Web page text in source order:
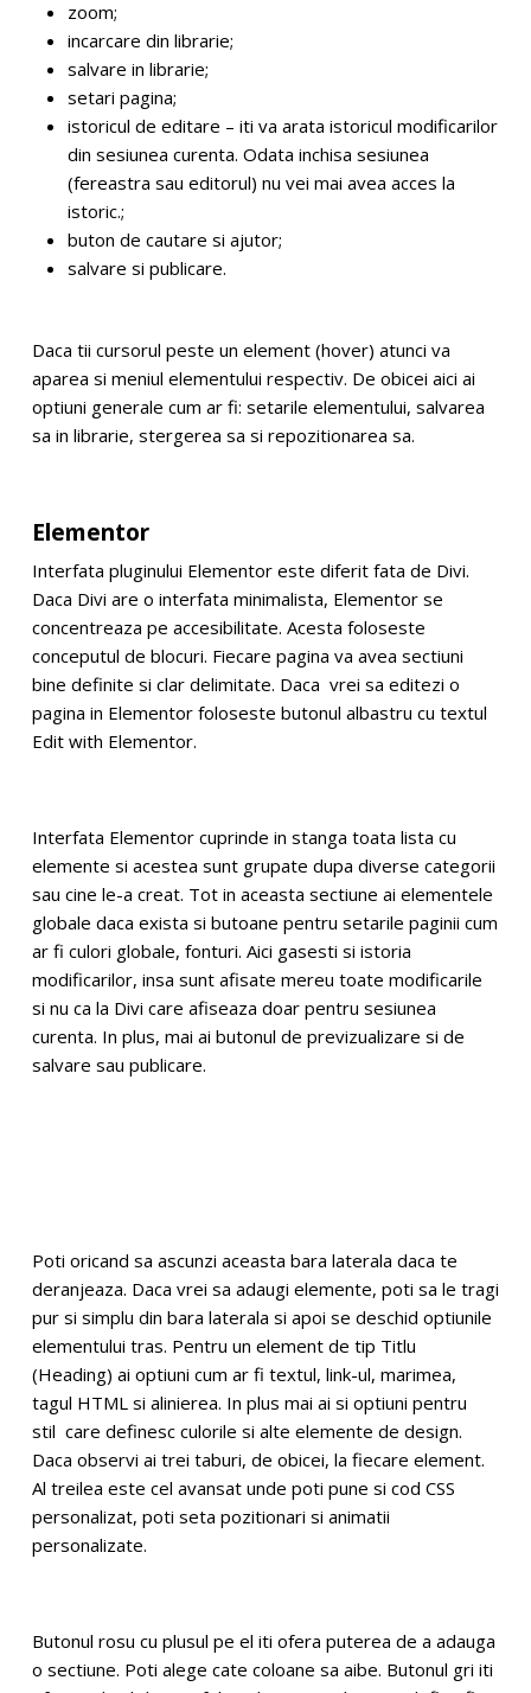
zoom;
incarcare din librarie;
salvare in librarie;
setari pagina;
istoricul de editare – iti va arata istoricul modificarilor
din sesiunea curenta. Odata inchisa sesiunea
(fereastra sau editorul) nu vei mai avea acces la
istoric.;
buton de cautare si ajutor;
salvare si publicare.
Daca tii cursorul peste un element (hover) atunci va
aparea si meniul elementului respectiv. De obicei aici ai
optiuni generale cum ar fi: setarile elementului, salvarea
sa in librarie, stergerea sa si repozitionarea sa.
Elementor
Interfata pluginului Elementor este diferit fata de Divi.
Daca Divi are o interfata minimalista, Elementor se
concentreaza pe accesibilitate. Acesta foloseste
conceputul de blocuri. Fiecare pagina va avea sectiuni
bine definite si clar delimitate. Daca vrei sa editezi o
pagina in Elementor foloseste butonul albastru cu textul
Edit with Elementor.
Interfata Elementor cuprinde in stanga toata lista cu
elemente si acestea sunt grupate dupa diverse categorii
sau cine le-a creat. Tot in aceasta sectiune ai elementele
globale daca exista si butoane pentru setarile paginii cum
ar fi culori globale, fonturi. Aici gasesti si istoria
modificarilor, insa sunt afisate mereu toate modificarile
si nu ca la Divi care afiseaza doar pentru sesiunea
curenta. In plus, mai ai butonul de previzualizare si de
salvare sau publicare.
Poti oricand sa ascunzi aceasta bara laterala daca te
deranjeaza. Daca vrei sa adaugi elemente, poti sa le tragi
pur si simplu din bara laterala si apoi se deschid optiunile
elementului tras. Pentru un element de tip Titlu
(Heading) ai optiuni cum ar fi textul, link-ul, marimea,
tagul HTML si alinierea. In plus mai ai si optiuni pentru
stil care definesc culorile si alte elemente de design.
Daca observi ai trei taburi, de obicei, la fiecare element.
Al treilea este cel avansat unde poti pune si cod CSS
personalizat, poti seta pozitionari si animatii
personalizate.
Butonul rosu cu plusul pe el iti ofera puterea de a adauga
o sectiune. Poti alege cate coloane sa aibe. Butonul gri iti